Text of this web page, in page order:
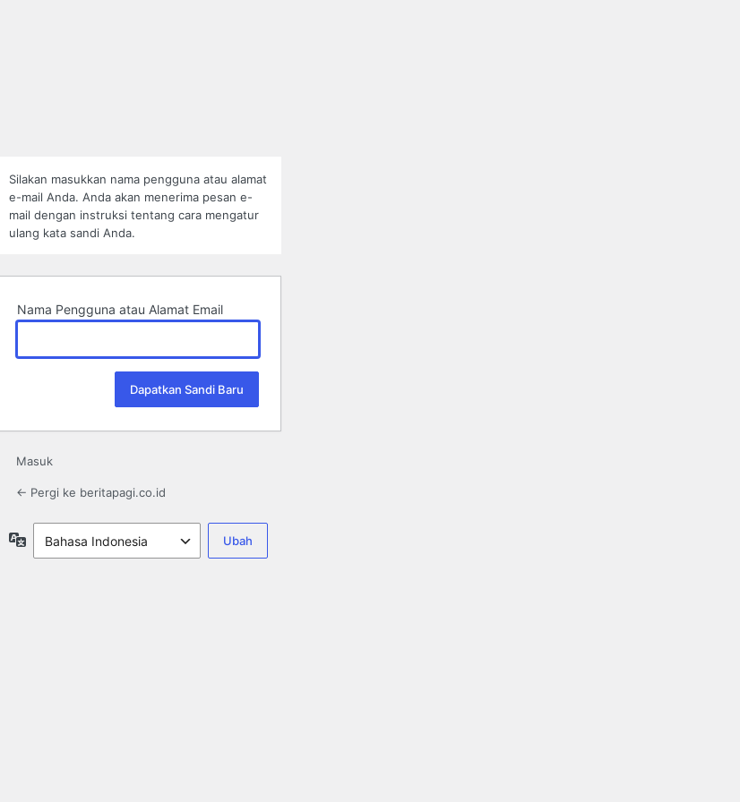
Silakan masukkan nama pengguna atau alamat
e-mail Anda. Anda akan menerima pesan e-
mail dengan instruksi tentang cara mengatur
ulang kata sandi Anda.
Nama Pengguna atau Alamat Email
Masuk
← Pergi ke beritapagi.co.id
Bahasa